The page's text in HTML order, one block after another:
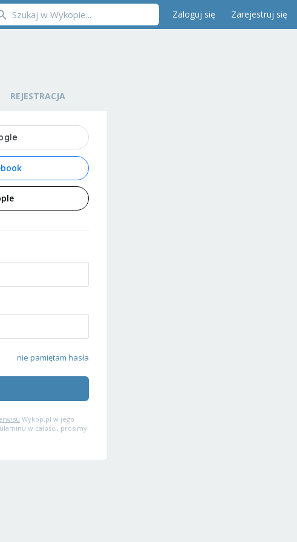
Zaloguj się Zarejestruj się
REJESTRACJA
nie pamiętam hasła
Wykop.pl w jego
w całości, prosimy